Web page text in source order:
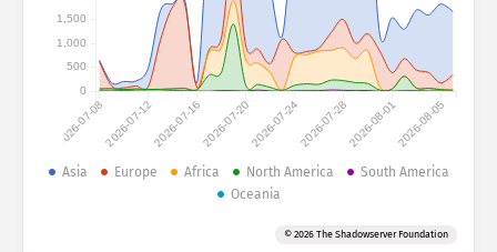
Attackstatistik: enheter
Länder
Datamängd
Gräns
Överlappar
2026-07-082026-07-122026-07-162026-07-202026-07-242026-07-282026-08-012026-08-05
0
500
1,000
1,500
Asia Europe Africa North America
South America
Oceania
© 2026 The Shadowserver Foundation